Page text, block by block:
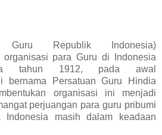
Guru Republik Indonesia)
para Guru di Indonesia
tahun 1912, pada awal
bernama Persatuan Guru Hindia
organisasi ini menjadi
perjuangan para guru pribumi
masih dalam keadaan